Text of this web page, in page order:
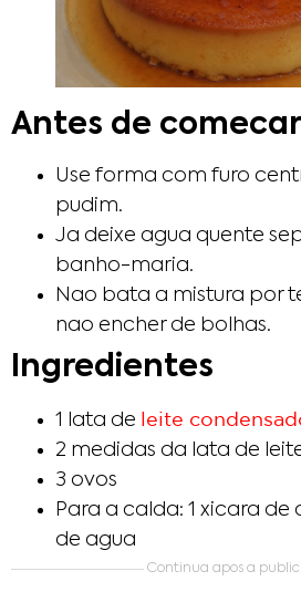
Antes de comecar
Use forma com furo
pudim.
Ja deixe agua quente
banho-maria.
Nao bata a mistura por
nao encher de bolhas.
Ingredientes
1 lata de leite
2 medidas da lata de
3 ovos
Para a calda: 1 xicara de
de agua
Continua apos a